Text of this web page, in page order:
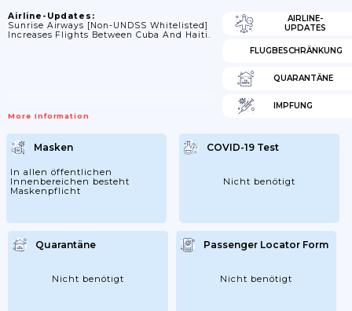
Airline-Updates:
Sunrise Airways [non-UNDSS Whitelisted]
Increases Flights Between Cuba And Haiti.
More Information
AIRLINE-
UPDATES
FLUGBESCHRÄNKUNG
QUARANTÄNE
IMPFUNG
Masken
In allen öffentlichen
Innenbereichen besteht
Maskenpflicht
COVID-19 Test
Nicht benötigt
Quarantäne
Nicht benötigt
Passenger Locator Form
Nicht benötigt